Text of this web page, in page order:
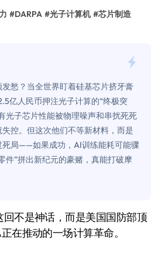
#DARPA #光子计算机 #芯片制造
愁？当全世界盯着硅基芯片挤牙膏
亿人民币押注光子计算的“终极突
光子芯片性能被物理噪声和串扰死死
控。但这次他们不等新材料，而是
死局——如果成功，AI训练能耗可能骤
件”拼出新纪元的豪赌，真能打破摩
在推动的一场计算革命。